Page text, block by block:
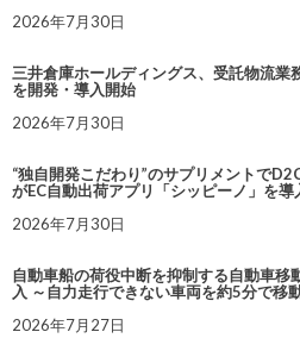
2026年7月30日
三井倉庫ホールディングス、受託物流業
を開発・導入開始
2026年7月30日
“独自開発こだわり”のサプリメントで
がEC自動出荷アプリ「シッピーノ」を導
2026年7月30日
自動車船の荷役中断を抑制する自動車移
入 ～自力走行できない車両を約5分で移
2026年7月27日